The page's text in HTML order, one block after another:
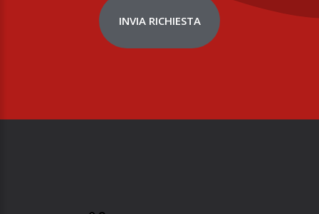
INVIA RICHIESTA